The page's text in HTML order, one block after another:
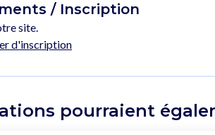
/ Inscription
site.
d'inscription
pourraient